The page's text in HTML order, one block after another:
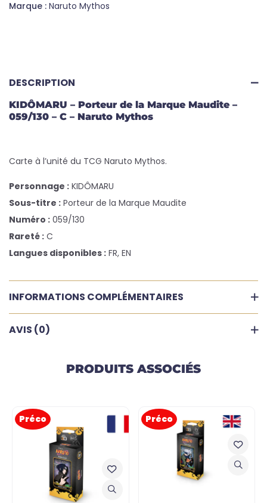
Marque : Naruto Mythos
DESCRIPTION
KIDÔMARU – Porteur de la Marque Maudite –
059/130 – C – Naruto Mythos
Carte à l’unité du TCG Naruto Mythos.
Personnage : KIDÔMARU
Sous-titre : Porteur de la Marque Maudite
Numéro : 059/130
Rareté : C
Langues disponibles : FR, EN
INFORMATIONS COMPLÉMENTAIRES
AVIS (0)
PRODUITS ASSOCIÉS
Préco Préco